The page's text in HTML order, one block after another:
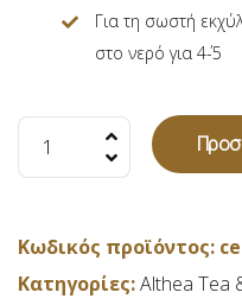
Για τη σωστή
στο νερό για 4΄-5
του
τόπου
Κωδικός προϊόντος:
Κατηγορίες:Althea Tea